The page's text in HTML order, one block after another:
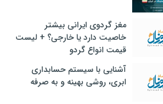
مغز گردوی ایرانی بیشتر
خاصیت دارد یا خارجی؟ + لیست
قیمت انواع گردو
آشنایی با سیستم حسابداری
ابری، روشی بهینه و به صرفه